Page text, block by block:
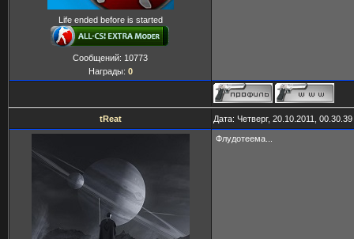
Life ended before is started
Сообщений: 10773
Награды: 0
tReat Дата: Четверг, 20.10.2011,
Флудотеема...